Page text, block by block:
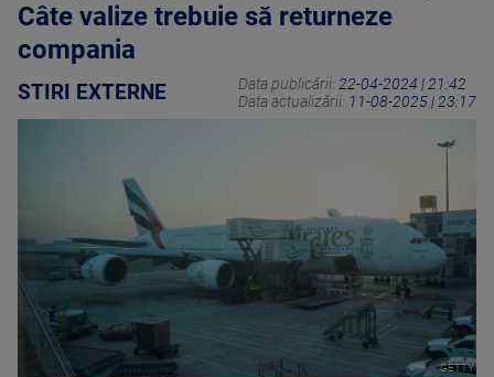
Câte valize trebuie să returneze
compania
STIRI EXTERNE Data publicării: 22-04-2024 | 21:42
Data actualizării: 11-08-2025 | 23:17
GETTY